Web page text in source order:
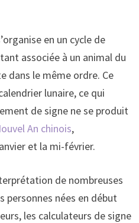
en un cycle de
associée à un animal du
dans le même ordre. Ce
lunaire, ce qui
de signe ne se produit
An chinois,
et la mi-février.
de nombreuses
personnes nées en début
les calculateurs de signe